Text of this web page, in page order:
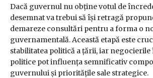
Dacă guvernul nu obține votul de
desemnat va trebui să își retragă
demareze consultări pentru a forma o
guvernamentală. Această etapă este
stabilitatea politică a țării, iar
politice pot influența semnificativ
guvernului și prioritățile sale strategice.